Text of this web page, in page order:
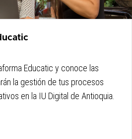
Educatic y conoce las
la gestión de tus procesos
en la IU Digital de Antioquia.